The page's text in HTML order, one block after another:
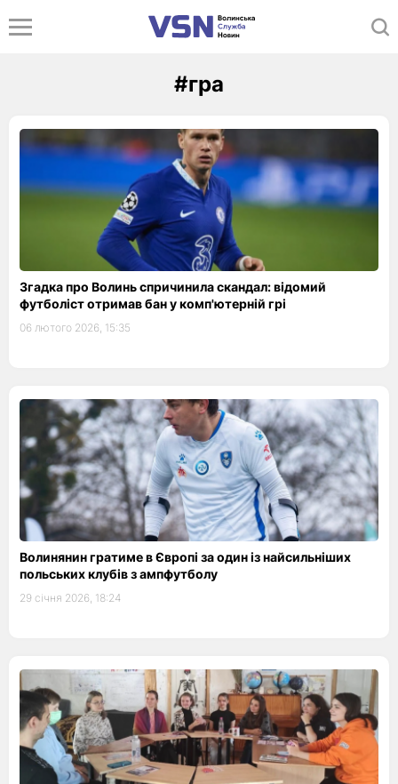
#гра
Згадка про Волинь спричинила скандал: відомий
футболіст отримав бан у комп'ютерній грі
06 лютого 2026, 15:35
Волинянин гратиме в Європі за один із найсильніших
польських клубів з ампфутболу
29 січня 2026, 18:24